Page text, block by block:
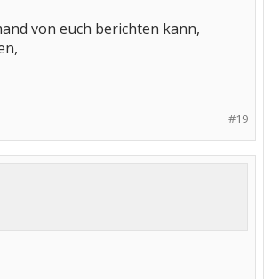
von euch berichten kann,
#19